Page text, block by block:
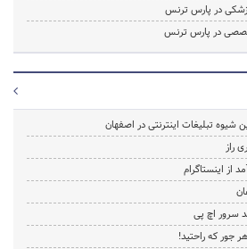
در پارس ترنس
در پارس ترنس
تبلیغات اینترنتی در اصفهان
راز
از اینستاگرام
جور که راحتید!